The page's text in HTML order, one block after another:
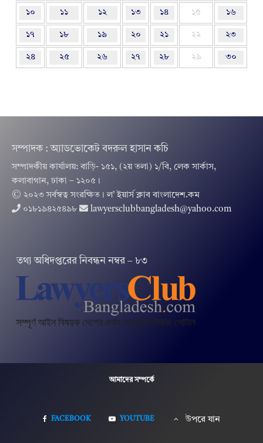
১০ ১১ ১২ ১৩ ১৪ ১৫ ১৬
১৭ ১৮ ১৯ ২০ ২১ ২২ ২৩
২৪ ২৫ ২৬ ২৭ ২৮ ২৯ ৩০
সম্পাদক : অ্যাডভোকেট বদরুল হাসান কচি
সম্পাদকীয় কার্যালয়: বাড়ি- ১৫১, (২য় তলা) ১/বি, লেক সার্কাস,
কলাবাগান, ঢাকা – ১২০৫।
© ২০২৩ সর্বস্বত্ব সংরক্ষিত । ল’ ইয়ার্স ক্লাব বাংলাদেশ.কম
০১৮১৯৪২৫৪৯৮
lawyersclubbangladesh@yahoo.com
তথ‌্য অ‌ধিদপ্ত‌রের নিবন্ধন নম্বর – ৮৩
আমাদের সম্পর্কে
FACEBOOK YOUTUBE উপরে যান